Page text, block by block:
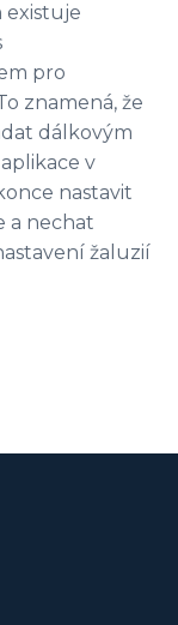
existuje
pro
znamená, že
dálkovým
v
nastavit
a nechat
žaluzií